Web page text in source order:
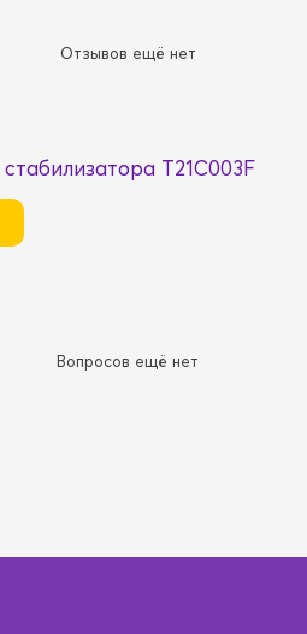
Отзывов ещё нет
T21C003F
Вопросов ещё нет